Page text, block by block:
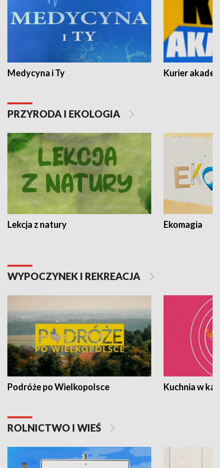
Medycyna i Ty Kurier
PRZYRODA I EKOLOGIA
Lekcja z natury Ekomagia
WYPOCZYNEK I REKREACJA
Podróże po Wielkopolsce Kuchnia w
ROLNICTWO I WIEŚ